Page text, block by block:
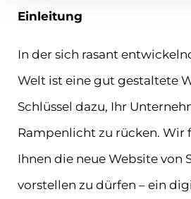
Einleitung
In der sich rasant
Welt ist eine gut gestaltete
Schlüssel dazu, Ihr
Rampenlicht zu rücken. Wir
Ihnen die neue Website von
vorstellen zu dürfen – ein